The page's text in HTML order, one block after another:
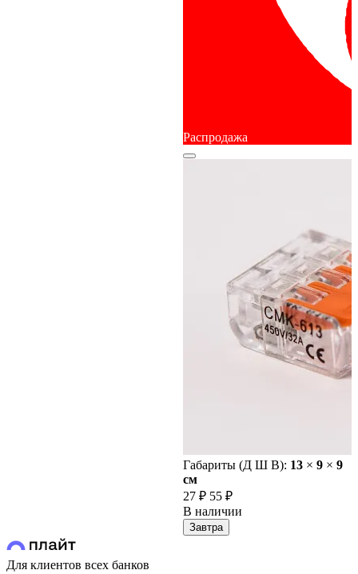
Распродажа
Габариты (Д Ш В): 13 × 9 × 9
cм
27 ₽ 55 ₽
В наличии
Завтра
Для клиентов всех банков